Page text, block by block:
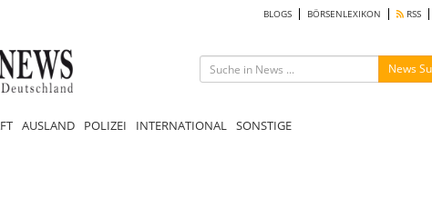
BLOGS BÖRSENLEXIKON RSS
News
AUSLAND POLIZEI INTERNATIONAL SONSTIGE